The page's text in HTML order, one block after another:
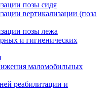
позы сидя
вертикализации (поза
позы лежа
и гигиенических
маломобильных
реабилитации и